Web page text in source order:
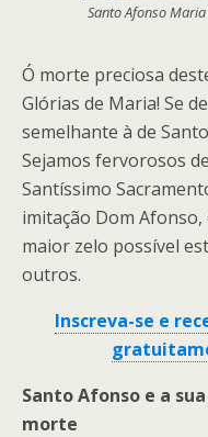
Santo Afonso
Ó morte preciosa
Glórias de Maria! Se
semelhante à de
Sejamos fervorosos
Santíssimo
imitação Dom
maior zelo possível
outros.
Inscreva-se e
Santo Afonso e a
morte